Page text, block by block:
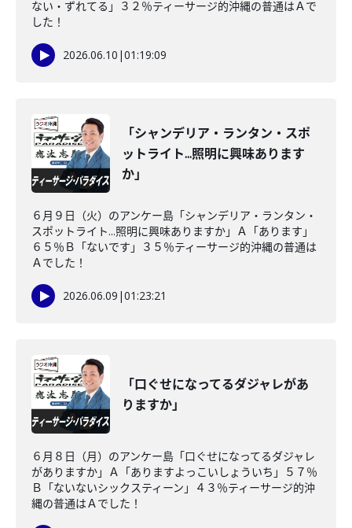
ない・ずれてる」３２％ティーサージ的沖縄の普通はＡで
した！
2026.06.10 |01:19:09
「シャンデリア・ランタン・スポ
ットライト...照明に興味あります
か」
６月９日（火）のアンケー島「シャンデリア・ランタン・
スポットライト...照明に興味ありますか」Ａ「あります」
６５％Ｂ「ないです」３５％ティーサージ的沖縄の普通は
Ａでした！
2026.06.09 |01:23:21
「口ぐせになってるダジャレがあ
りますか」
６月８日（月）のアンケー島「口ぐせになってるダジャレ
がありますか」Ａ「ありますよっこいしょういち」５７％
Ｂ「ないないシックスティーン」４３％ティーサージ的沖
縄の普通はＡでした！